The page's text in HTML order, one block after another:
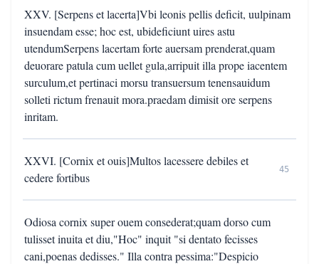
XXV. [Serpens et lacerta]Vbi leonis pellis deficit, uulpinam
insuendam esse; hoc est, ubideficiunt uires astu
utendumSerpens lacertam forte auersam prenderat,quam
deuorare patula cum uellet gula,arripuit illa prope iacentem
surculum,et pertinaci morsu transuersum tenensauidum
solleti rictum frenauit mora.praedam dimisit ore serpens
inritam.
XXVI. [Cornix et ouis]Multos lacessere debiles et
cedere fortibus
45
Odiosa cornix super ouem consederat;quam dorso cum
tulisset inuita et diu,"Hoc" inquit "si dentato fecisses
cani,poenas dedisses." Illa contra pessima:"Despicio